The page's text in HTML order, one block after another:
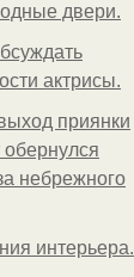
двери.
актрисы.
приянки
небрежного
интерьера.